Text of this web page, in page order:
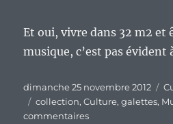
Et oui, vivre dans 32 m2 et
musique, c’est pas évident
Publié
le
dimanche 25 novembre 2012
Étiquettes
collection,Culture,galettes,
commentairessur